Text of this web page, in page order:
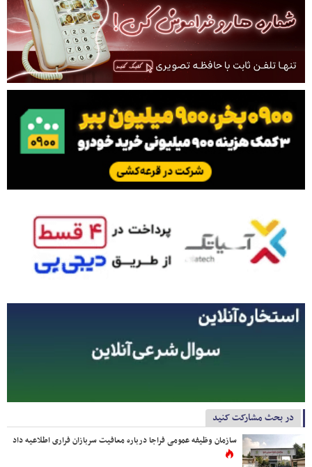
در بحث مشارکت کنید
سازمان وظیفه عمومی فراجا درباره معافیت سربازان فراری اطلاعیه داد